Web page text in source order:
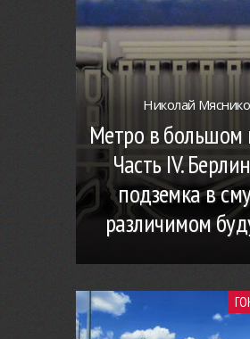
Николай
Метро в большом
Часть IV.
подземка в
различимом